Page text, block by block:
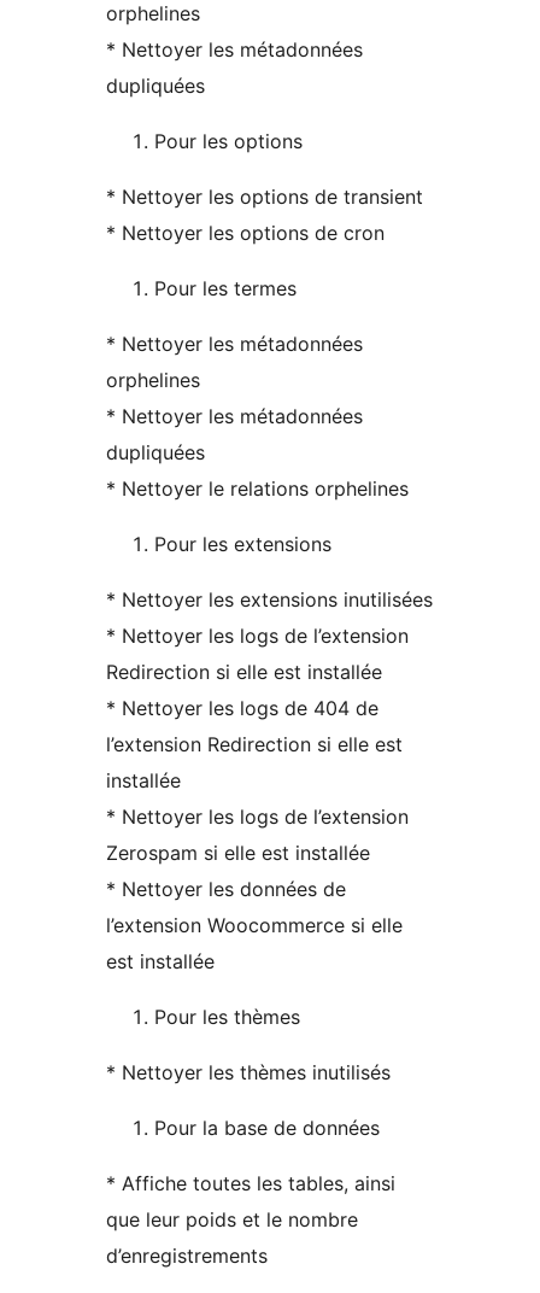
orphelines
* Nettoyer les métadonnées
dupliquées
Pour les options
* Nettoyer les options de transient
* Nettoyer les options de cron
Pour les termes
* Nettoyer les métadonnées
orphelines
* Nettoyer les métadonnées
dupliquées
* Nettoyer le relations orphelines
Pour les extensions
* Nettoyer les extensions inutilisées
* Nettoyer les logs de l’extension
Redirection si elle est installée
* Nettoyer les logs de 404 de
l’extension Redirection si elle est
installée
* Nettoyer les logs de l’extension
Zerospam si elle est installée
* Nettoyer les données de
l’extension Woocommerce si elle
est installée
Pour les thèmes
* Nettoyer les thèmes inutilisés
Pour la base de données
* Affiche toutes les tables, ainsi
que leur poids et le nombre
d’enregistrements